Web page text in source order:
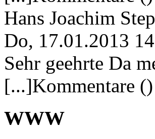
Hans Joachim
Do, 17.01.2013
Sehr geehrte Da
[...]Kommentare ()
WWW